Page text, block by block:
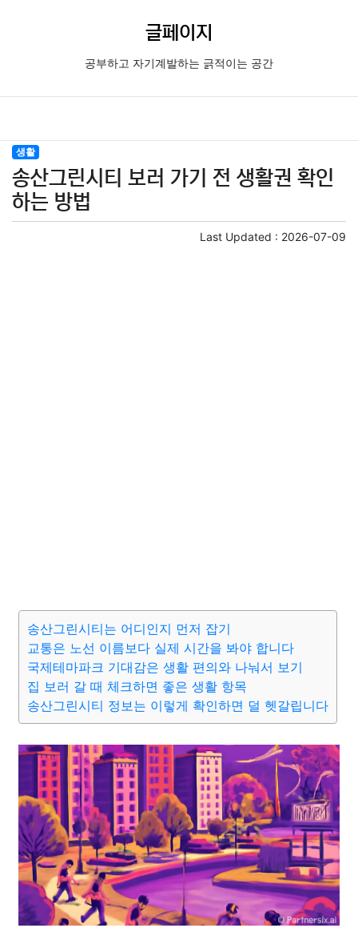
글페이지
공부하고 자기계발하는 긁적이는 공간
생활
송산그린시티 보러 가기 전 생활권 확인
하는 방법
Last Updated : 2026-07-09
송산그린시티는 어디인지 먼저 잡기
교통은 노선 이름보다 실제 시간을 봐야 합니다
국제테마파크 기대감은 생활 편의와 나눠서 보기
집 보러 갈 때 체크하면 좋은 생활 항목
송산그린시티 정보는 이렇게 확인하면 덜 헷갈립니다